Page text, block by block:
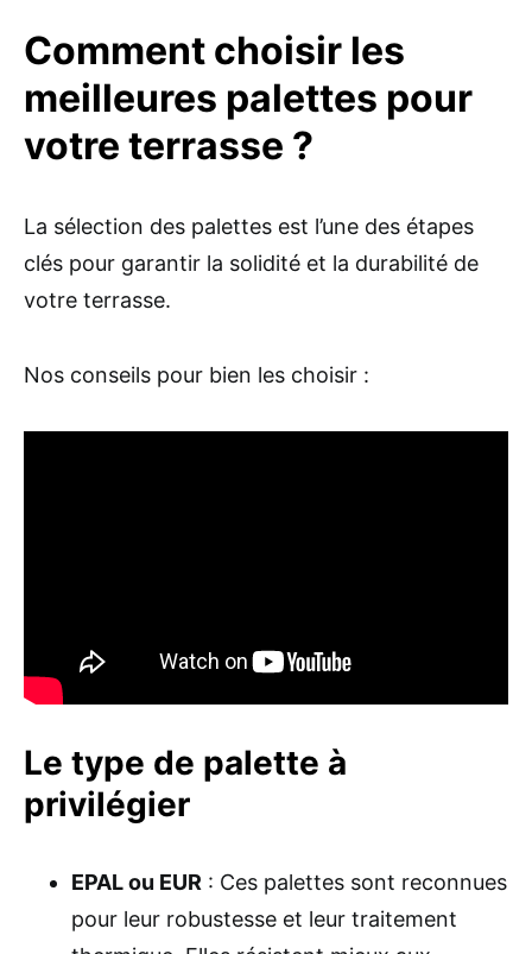
Comment choisir les
meilleures palettes pour
votre terrasse ?
La sélection des palettes est l’une des étapes
clés pour garantir la solidité et la durabilité de
votre terrasse.
Nos conseils pour bien les choisir :
Le type de palette à
privilégier
EPAL ou EUR : Ces palettes sont reconnues
pour leur robustesse et leur traitement